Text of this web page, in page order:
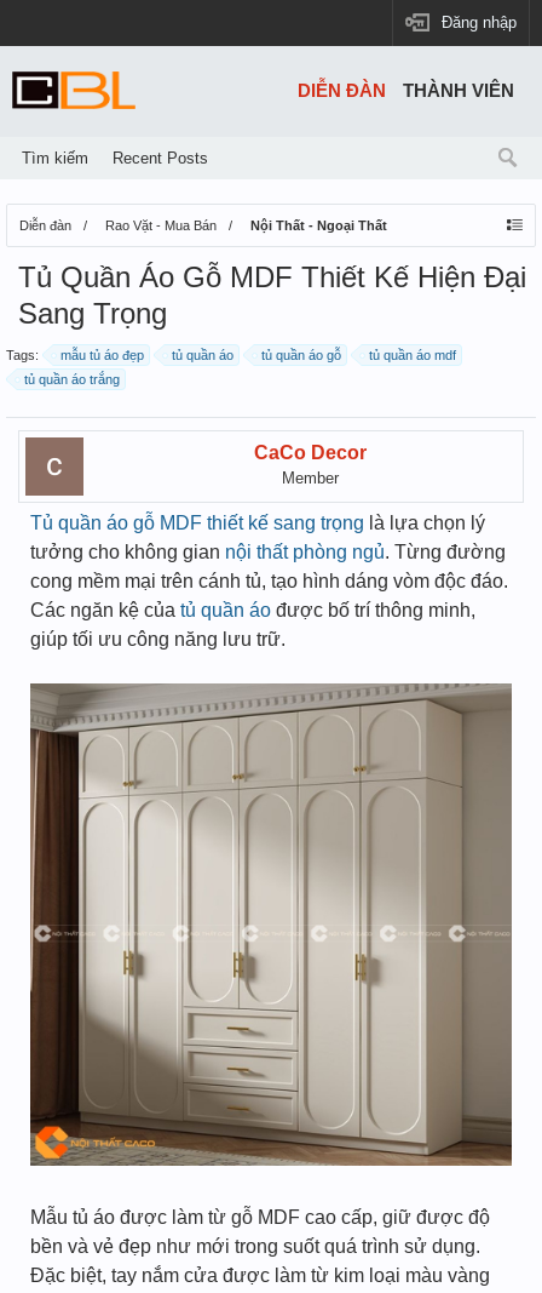
Đăng nhập
Diễn đàn Rao Vặt - Mua Bán Nội Thất - Ngoại Thất
Tủ Quần Áo Gỗ MDF Thiết Kế Hiện Đại
Sang Trọng
Tags: mẫu tủ áo đẹp tủ quần áo tủ quần áo gỗ
tủ quần áo mdf
tủ quần áo trắng
CaCo Decor
Member
Tủ quần áo gỗ MDF thiết kế sang trọng là lựa chọn lý
tưởng cho không gian nội thất phòng ngủ. Từng đường
cong mềm mại trên cánh tủ, tạo hình dáng vòm độc đáo.
Các ngăn kệ của tủ quần áo được bố trí thông minh,
giúp tối ưu công năng lưu trữ.
Mẫu tủ áo được làm từ gỗ MDF cao cấp, giữ được độ
bền và vẻ đẹp như mới trong suốt quá trình sử dụng.
Đặc biệt, tay nắm cửa được làm từ kim loại màu vàng
DIỄN ĐÀN
Tìm kiếm Recent Posts
THÀNH VIÊN